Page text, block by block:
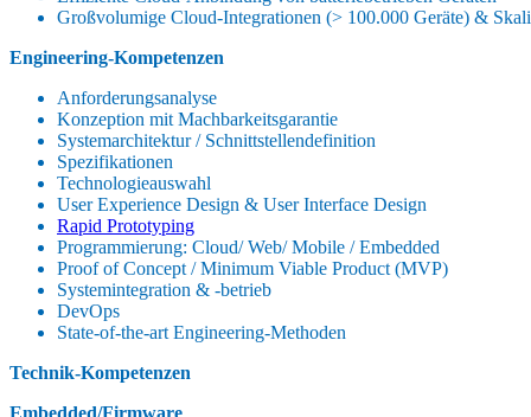
Großvolumige Cloud-Integrationen (> 100.000 Geräte) &
Engineering-Kompetenzen
Anforderungsanalyse
Konzeption mit Machbarkeitsgarantie
Systemarchitektur / Schnittstellendefinition
Spezifikationen
Technologieauswahl
User Experience Design & User Interface Design
Rapid Prototyping
Programmierung: Cloud/ Web/ Mobile / Embedded
Proof of Concept / Minimum Viable Product (MVP)
Systemintegration & -betrieb
DevOps
State-of-the-art Engineering-Methoden
Technik-Kompetenzen
Embedded/Firmware